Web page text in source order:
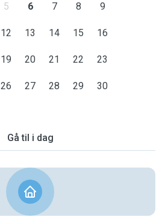
5 6 7 8 9
12 13 14 15 16
19 20 21 22 23
26 27 28 29 30
Gå til i dag